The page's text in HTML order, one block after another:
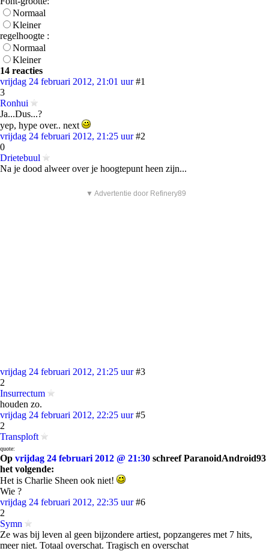
Normaal
Kleiner
regelhoogte :
Normaal
Kleiner
14 reacties
vrijdag 24 februari 2012, 21:01 uur #1
3
Ronhui
Ja...Dus...?
yep, hype over.. next
vrijdag 24 februari 2012, 21:25 uur #2
0
Drietebuul
Na je dood alweer over je hoogtepunt heen zijn...
▼ Advertentie door Refinery89
vrijdag 24 februari 2012, 21:25 uur #3
2
Insurrectum
houden zo.
vrijdag 24 februari 2012, 22:25 uur #5
2
Transploft
quote:
Op vrijdag 24 februari 2012 @ 21:30 schreef ParanoidAndroid93
het volgende:
Het is Charlie Sheen ook niet!
Wie ?
vrijdag 24 februari 2012, 22:35 uur #6
2
Symn
Ze was bij leven al geen bijzondere artiest, popzangeres met 7 hits,
meer niet. Totaal overschat. Tragisch en overschat